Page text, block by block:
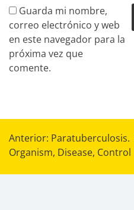
Guarda mi nombre,
correo electrónico y web
en este navegador para la
próxima vez que
comente.
Navegación
de
entradas
Anterior: Paratuberculosis.
Organism, Disease, Control